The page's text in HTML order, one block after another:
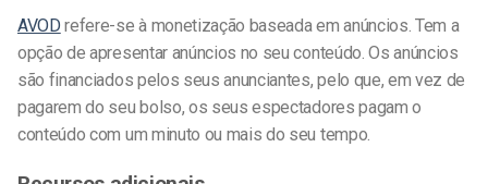
AVOD refere-se à monetização baseada em anúncios. Tem a
opção de apresentar anúncios no seu conteúdo. Os anúncios
são financiados pelos seus anunciantes, pelo que, em vez de
pagarem do seu bolso, os seus espectadores pagam o
conteúdo com um minuto ou mais do seu tempo.